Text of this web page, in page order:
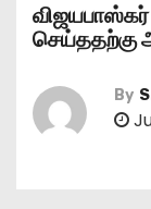
செய்ததற்கு
By